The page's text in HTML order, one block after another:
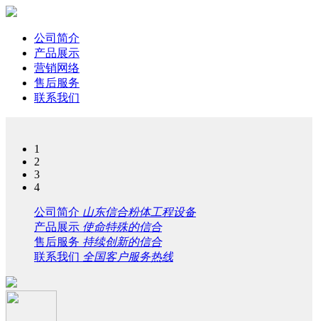
公司简介
产品展示
营销网络
售后服务
联系我们
1
2
3
4
公司简介 山东信合粉体工程设备
产品展示 使命特殊的信合
售后服务 持续创新的信合
联系我们 全国客户服务热线